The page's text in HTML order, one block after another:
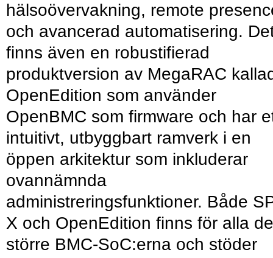
hälsoövervakning, remote
och avancerad automatisering.
finns även en robustifierad
produktversion av MegaRAC
OpenEdition som använder
OpenBMC som firmware och har
intuitivt, utbyggbart ramverk i en
öppen arkitektur som inkluderar
ovannämnda
administreringsfunktioner. Både
X och Open­Edition finns för alla de
större BMC-SoC:erna och stöder